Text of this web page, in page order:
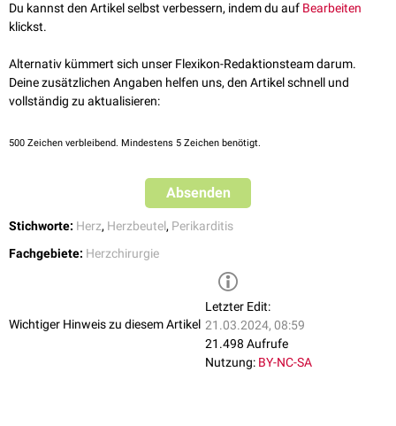
</youtube>
Du kannst den Artikel selbst verbessern, indem du auf Bearbeiten
klickst.
Alternativ kümmert sich unser Flexikon-Redaktionsteam darum.
Deine zusätzlichen Angaben helfen uns, den Artikel schnell und
vollständig zu aktualisieren:
500 Zeichen verbleibend. Mindestens 5 Zeichen benötigt.
Absenden
Stichworte: Herz, Herzbeutel, Perikarditis
Fachgebiete: Herzchirurgie
Wichtiger Hinweis zu diesem Artikel
Letzter Edit:
21.03.2024, 08:59
21.498 Aufrufe
Nutzung: BY-NC-SA